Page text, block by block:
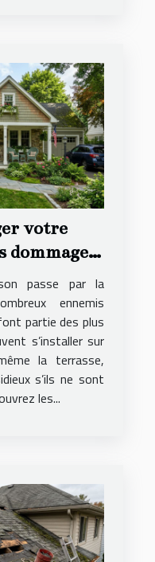
votre
dommages
?
passe par la
ennemis
partie des plus
s’installer sur
la terrasse,
s’ils ne sont
les...